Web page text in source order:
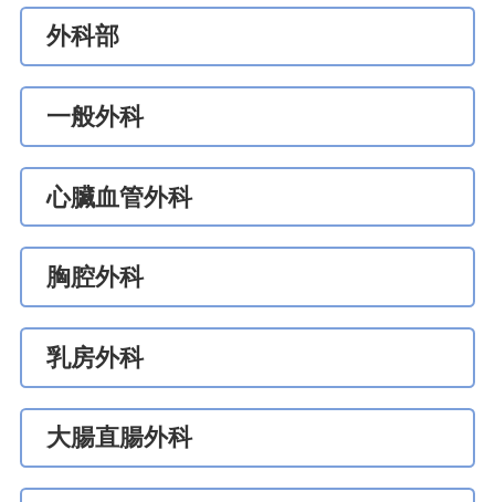
外科部
一般外科
心臟血管外科
胸腔外科
乳房外科
大腸直腸外科